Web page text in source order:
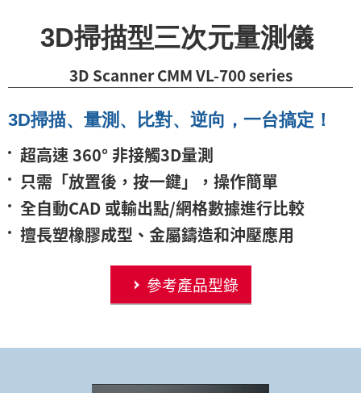
3D掃描型三次元量測儀
3D Scanner CMM VL-700 series
3D掃描、量測、比對、逆向，一台搞定！
超高速 360° 非接觸3D量測
只需「放置後，按一鍵」，操作簡單
全自動CAD 或輸出點/網格數據進行比較
擅長塑橡膠成型、金屬鑄造和沖壓應用
參考產品型錄